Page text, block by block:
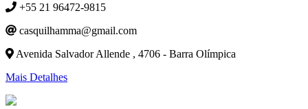
+55 21 96472-9815
casquilhamma@gmail.com
Avenida Salvador Allende , 4706 - Barra Olímpica
Mais Detalhes